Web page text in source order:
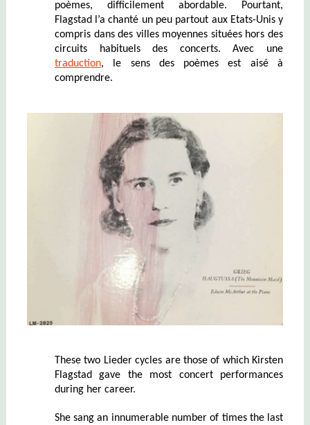
poèmes, difficilement abordable. Pourtant,
Flagstad l’a chanté un peu partout aux Etats-Unis y
compris dans des villes moyennes situées hors des
circuits habituels des concerts. Avec une
traduction, le sens des poèmes est aisé à
comprendre.
These two Lieder cycles are those of which Kirsten
Flagstad gave the most concert performances
during her career.
She sang an innumerable number of times the last